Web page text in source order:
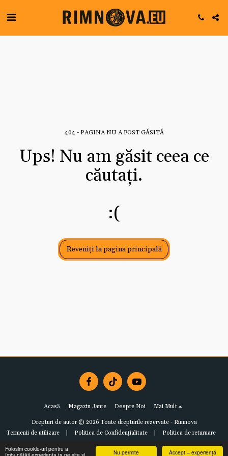
Accept – experiență
Nu permite
Folosim cookie-uri pentru a
404 - PAGINA NU A FOST GĂSITĂ
Ups! Nu am găsit ceea ce
căutați.
:(
Reveniți la pagina principală
Acasă Magazin Jante Despre Noi Mai Mult
Drepturi de autor © 2026 Toate drepturile rezervate - Rimnova
Termenii de utilizare| Politica de Confidențialitate| Politica de returnare